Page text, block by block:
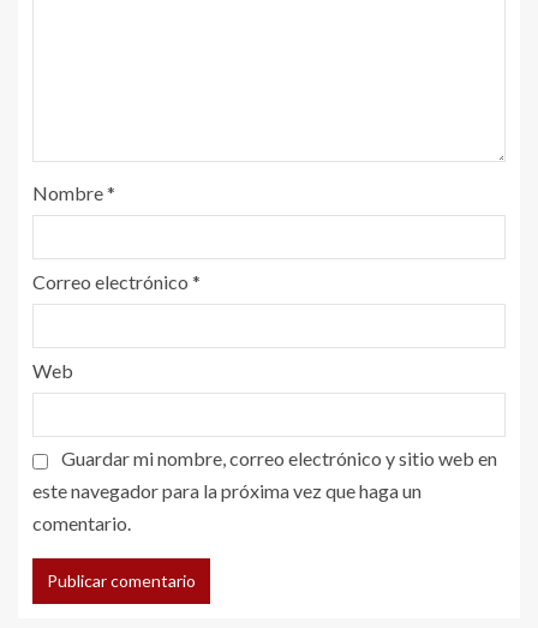
Nombre*
Correo electrónico *
Web
Guardar mi nombre, correo electrónico y sitio web en
este navegador para la próxima vez que haga un
comentario.